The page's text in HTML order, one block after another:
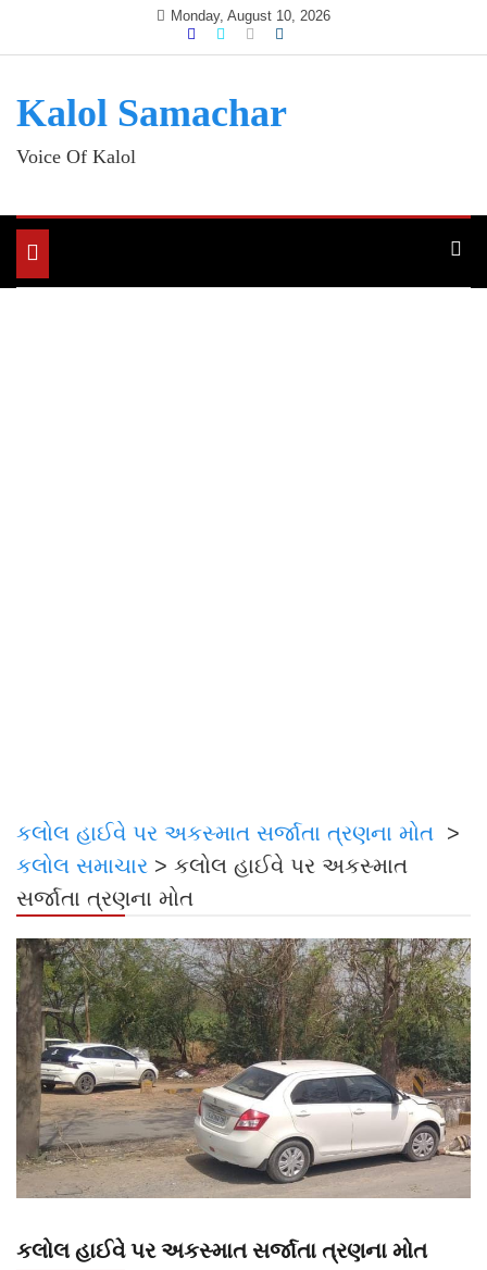
Monday, August 10, 2026
Kalol Samachar
Voice Of Kalol
Toggle
navigation
કલોલ હાઈવે પર અકસ્માત સર્જાતા ત્રણના મોત >
કલોલ સમાચાર > કલોલ હાઈવે પર અકસ્માત
સર્જાતા ત્રણના મોત
કલોલ હાઈવે પર અકસ્માત સર્જાતા ત્રણના મોત